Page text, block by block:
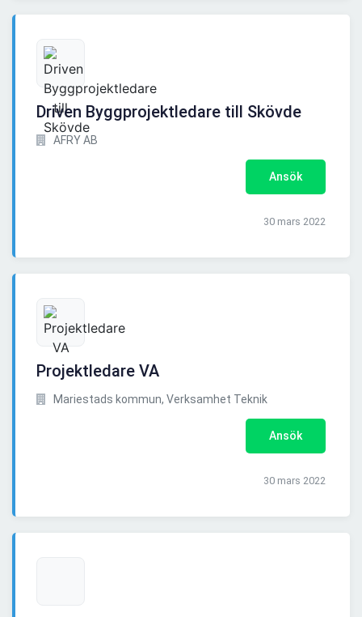
Driven Byggprojektledare till Skövde
AFRY AB
Ansök
30 mars 2022
Projektledare VA
Mariestads kommun, Verksamhet Teknik
Ansök
30 mars 2022